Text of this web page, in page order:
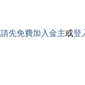
請先免費加入金主或登